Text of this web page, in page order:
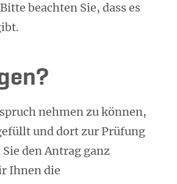
beachten Sie, dass es
nehmen zu können,
und dort zur Prüfung
den Antrag ganz
Ihnen die